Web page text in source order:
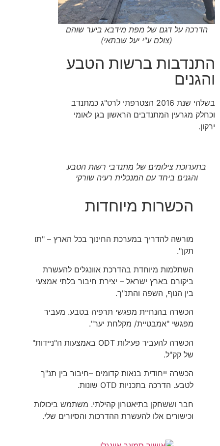
הדרכה על דגם של מפת מידבא ביער שוהם
(צולם ע"י יעל שבתאי)
התנדבות ברשות הטבע
והגנים
בשלהי שנת 2016 הצטרפתי לרט"ג כמתנדב
וכחלק מגרעין המתנדבים הראשון בגן לאומי
ירקון.
בתערוכת צילומים של מתנדבי רשות הטבע
והגנים ביחד עם המנכלית רעיה שורקי
הכשרות מיוחדות
מורשה להדריך במערכת החינוך בכל הארץ – "תו
תקן".
השתלמות מיוחדת בהדרכת אוונגלים להעשרת
ביקורם בארץ ישראל – יצירת חיבור בלתי אמצעי
בין הנוף, השפה והתנ"ך.
הכשרה בהנחיית מפגשי תרפיה בטבע. מעביר
מפגשי "אמבטיית/ מקלחת יער".
הכשרה להעביר פעילות ODT באמצעות ה"ניידות"
של קק"ל.
הכשרה ייחודית בנאות קדומים –חיבור בין תנ"ך
לטבע. הדרכה בתכניות OTD שונות.
חבר וששחקן בתיאטרון קהילתי. משתמש ביכולות
וכישורים אלו להעשרת ההדרכות והסיורים שלי.